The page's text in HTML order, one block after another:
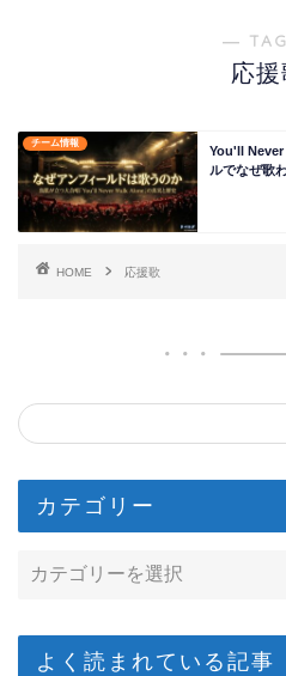
―
応援
チーム情報
You'll Never
ルでなぜ歌
HOME 応援歌
カテゴリー
よく読まれている記事